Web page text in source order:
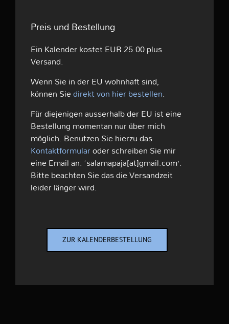
Preis und Bestellung
Ein Kalender kostet EUR 25.00 plus
Versand.
Wenn Sie in der EU wohnhaft sind,
können Siedirekt von hier bestellen.
Für diejenigen ausserhalb der EU ist eine
Bestellung momentan nur über mich
möglich. Benutzen Sie hierzu das
Kontaktformularoder schreiben Sie mir
eine Email an: ‘salamapaja[at]gmail.com’.
Bitte beachten Sie das die Versandzeit
leider länger wird.
ZUR KALENDERBESTELLUNG